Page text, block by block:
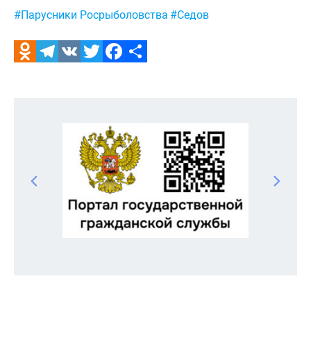
Метки:
#Парусники Росрыболовства #Седов